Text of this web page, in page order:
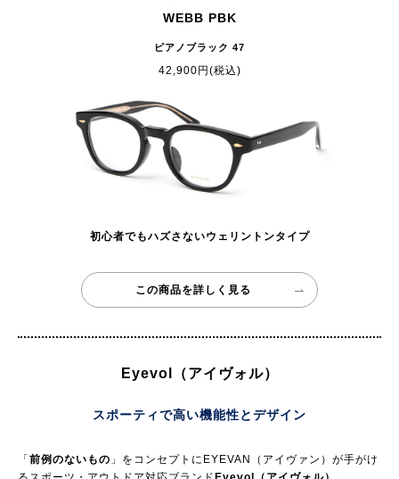
WEBB PBK
ピアノブラック 47
42,900円(税込)
初心者でもハズさないウェリントンタイプ
この商品を詳しく見る
Eyevol（アイヴォル）
スポーティで高い機能性とデザイン
「前例のないもの 」をコンセプトにEYEVAN（アイヴァン）が手がけ